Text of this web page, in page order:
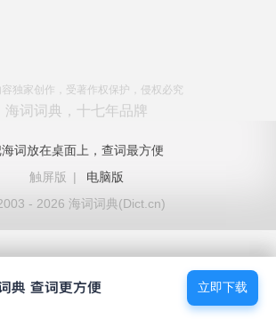
容独家创作，受著作权保护，侵权必究
海词词典，十七年品牌
词放在桌面上，查词最方便
触屏版
|
电脑版
- 2026 海词词典(Dict.cn)
立即下载
立即下载